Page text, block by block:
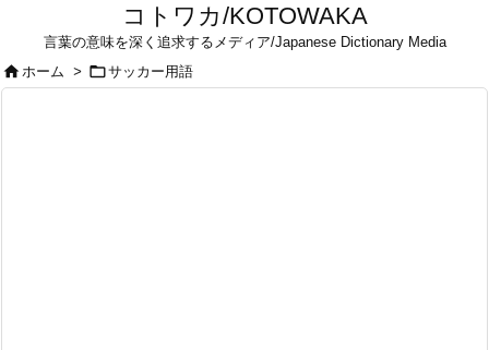
コトワカ/KOTOWAKA
言葉の意味を深く追求するメディア/Japanese Dictionary Media
ホーム > サッカー用語